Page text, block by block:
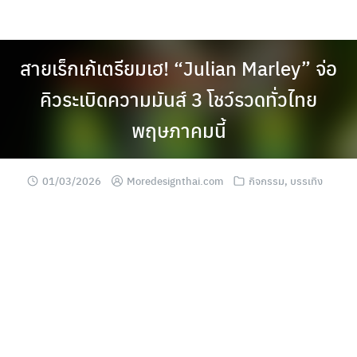
สายเร็กเก้เตรียมเฮ! “Julian Marley” จ่อ
คิวระเบิดความมันส์ 3 โชว์รวดทั่วไทย
พฤษภาคมนี้
01/03/2026 Moredesignthai.com กิจกรรม, บรรเทิง